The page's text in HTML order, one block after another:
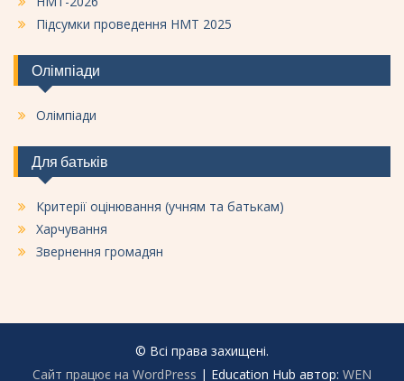
Підсумки проведення НМТ 2025
Олімпіади
Олімпіади
Для батьків
Критерії оцінювання (учням та батькам)
Харчування
Звернення громадян
© Всі права захищені.
Сайт працює на WordPress | Education Hub автор: WEN